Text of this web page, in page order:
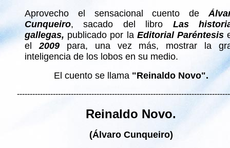
Aprovecho el sensacional cuento de
Cunqueiro, sacado del libro Las
gallegas, publicado por la Editorial Paréntesis
el2009para, una vez más, mostrar la
inteligencia de los lobos en su medio.
El cuento se llama "Reinaldo Novo".
Reinaldo Novo.
(Álvaro Cunqueiro)